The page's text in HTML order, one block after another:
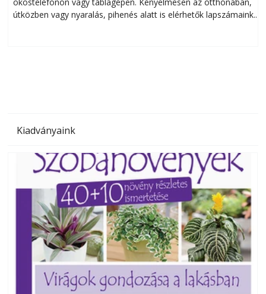
útközben vagy nyaralás, pihenés alatt is elérhetők lapszámaink.
Kiadványaink